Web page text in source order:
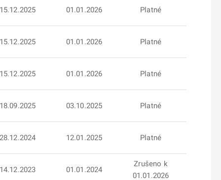
01.01.2026 Platné
01.01.2026 Platné
01.01.2026 Platné
03.10.2025 Platné
12.01.2025 Platné
01.01.2024
Zrušeno k
01.01.2026